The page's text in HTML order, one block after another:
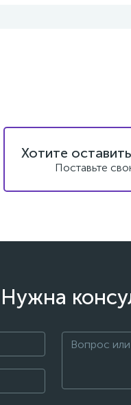
Хотите
Поставьте
Нужна